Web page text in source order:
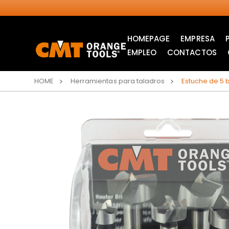
HOMEPAGE EMPRESA
SIERRAS CIRCULARES
INDUSTRIALES
HOJAS DE SIERRA DE
CALAR
EMPLEO
CONTACTOS
HOME Herramientas para taladros Estuche de 5